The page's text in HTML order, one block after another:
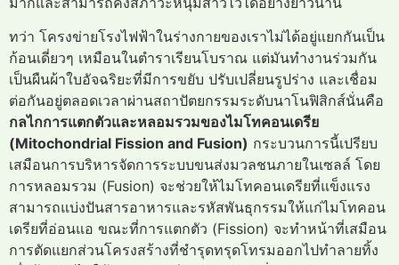
ทว่า โครงข่ายโรงไฟฟ้าในร่างกายของเราไม่ได้อยู่แยกกันเป็น
ก้อนเดี่ยวๆ เหมือนในตำราเรียนโบราณ แต่มันทำงานร่วมกัน
เป็นผืนผ้าใบอัจฉริยะที่มีการขยับ ปรับเปลี่ยนรูปร่าง และเชื่อม
ต่อกันอยู่ตลอดเวลาผ่านสถาปัตยกรรมระดับนาโนฟิสิกส์นั่นคือ
กลไกการแตกตัวและหลอมรวมของไมโทคอนเดรีย
(Mitochondrial Fission and Fusion) กระบวนการนี้เปรียบ
เสมือนการบริหารจัดการระบบขนส่งมวลชนภายในเซลล์ โดย
การหลอมรวม (Fusion) จะช่วยให้ไมโทคอนเดรียที่แข็งแรง
สามารถแบ่งปันสารอาหารและรหัสพันธุกรรมให้แก่ไมโทคอน
เดรียที่อ่อนแอ ขณะที่การแตกตัว (Fission) จะทำหน้าที่เสมือน
การตัดแยกส่วนโครงสร้างที่ชำรุดทรุดโทรมออกไปทำลายทิ้ง